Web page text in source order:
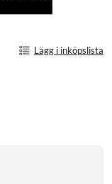
Lägg i inköpslista